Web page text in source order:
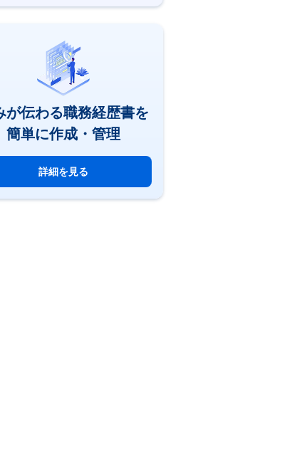
が伝わる職務経歴書を
簡単に作成・管理
詳細を見る